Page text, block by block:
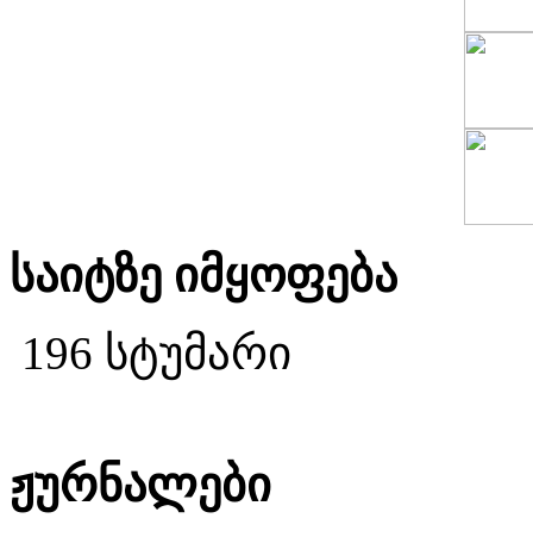
საიტზე იმყოფება
196 სტუმარი
ჟურნალები